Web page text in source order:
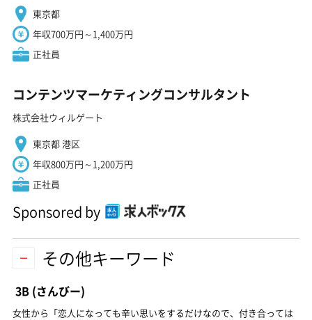
東京都
年収700万円～1,400万円
正社員
コンテンツマーケティングコンサルタント
株式会社ウィルゲート
東京都 港区
年収800万円～1,200万円
正社員
Sponsored by
その他キーワード
3B (さんびー)
女性から「恋人になっても辛い思いをするだけなので、付き合っては